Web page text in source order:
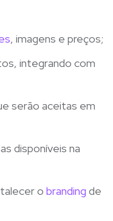
, imagens e preços;
integrando com
serão aceitas em
disponíveis na
o branding de